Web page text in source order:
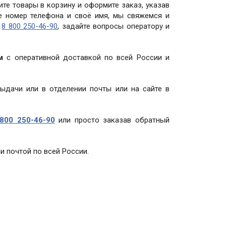
товары в корзину и оформите заказ, указав
номер телефона и своё имя, мы свяжемся и
8 800 250-46-90, задайте вопросы оператору и
с оперативной доставкой по всей России и
или в отделении почты или на сайте в
250-46-90 или просто заказав обратный
почтой по всей России.